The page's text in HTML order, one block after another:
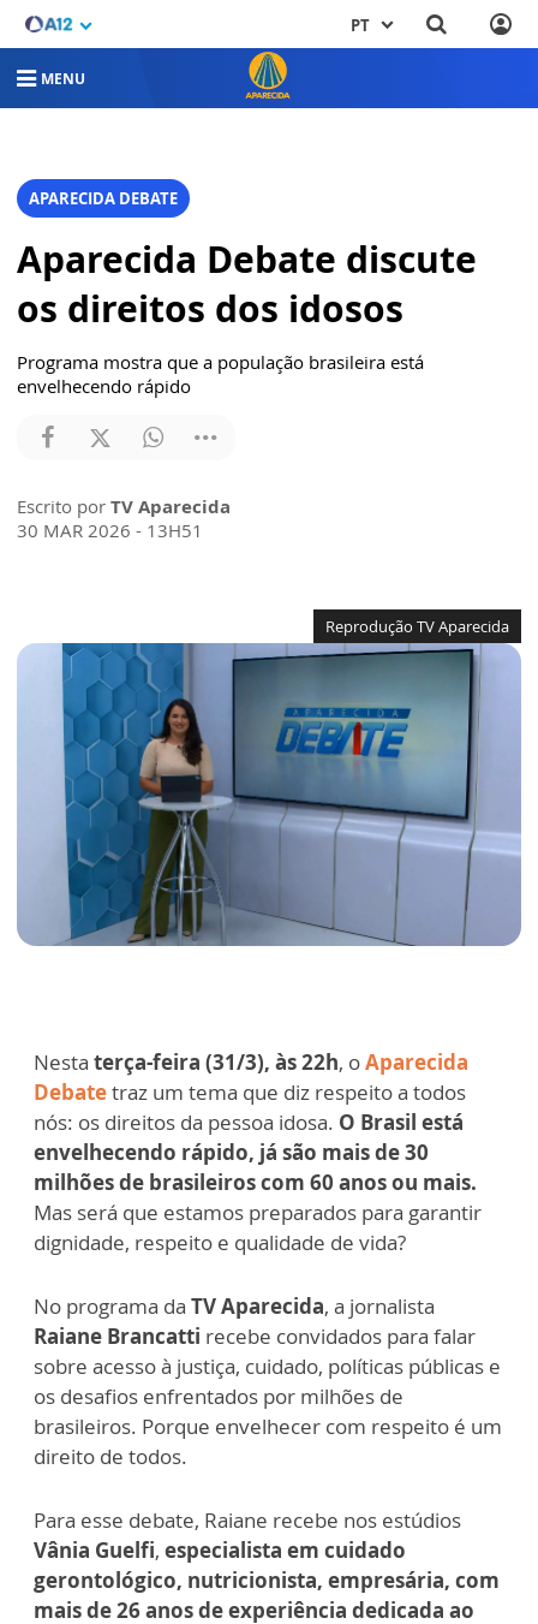
PT
MENU
APARECIDA DEBATE
Aparecida Debate discute
os direitos dos idosos
Programa mostra que a população brasileira está
envelhecendo rápido
Escrito por TV Aparecida
30 MAR 2026 - 13H51
Reprodução TV Aparecida
Nesta terça-feira (31/3), às 22h, oAparecida
Debatetraz um tema que diz respeito a todos
nós: os direitos da pessoa idosa. O Brasil está
envelhecendo rápido, já são mais de 30
milhões de brasileiros com 60 anos ou mais.
Mas será que estamos preparados para garantir
dignidade, respeito e qualidade de vida?
No programa da TV Aparecida, a jornalista
Raiane Brancatti recebe convidados para falar
sobre acesso à justiça, cuidado, políticas públicas e
os desafios enfrentados por milhões de
brasileiros. Porque envelhecer com respeito é um
direito de todos.
Para esse debate, Raiane recebe nos estúdios
Vânia Guelfi, especialista em cuidado
gerontológico, nutricionista, empresária, com
mais de 26 anos de experiência dedicada ao